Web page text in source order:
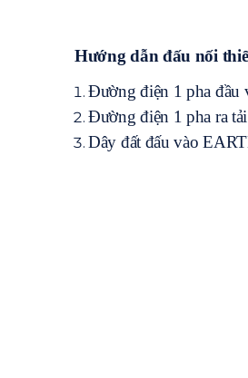
Hướng dẫn đấu nối
Đường điện 1 pha đầu
Đường điện 1 pha ra
Dây đất đấu vào